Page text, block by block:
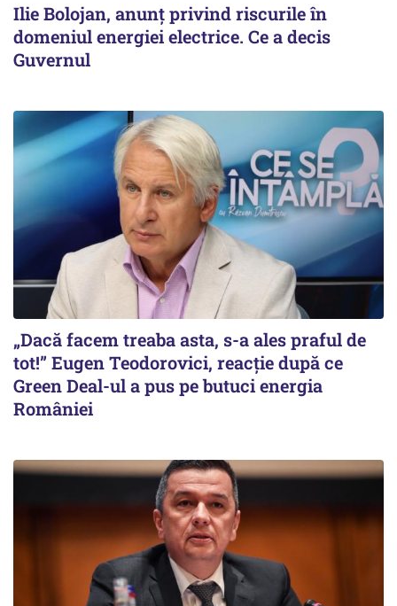
Ilie Bolojan, anunț privind riscurile în
domeniul energiei electrice. Ce a decis
Guvernul
„Dacă facem treaba asta, s-a ales praful de
tot!” Eugen Teodorovici, reacție după ce
Green Deal-ul a pus pe butuci energia
României